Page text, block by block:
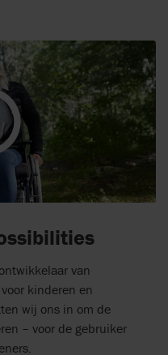
van
kinderen en
wij ons in om de
– voor de gebruiker